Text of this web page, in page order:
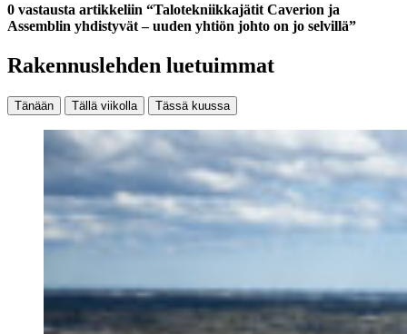
0 vastausta artikkeliin “Talotekniikkajätit Caverion ja
Assemblin yhdistyvät – uuden yhtiön johto on jo selvillä”
Rakennuslehden luetuimmat
Tänään Tällä viikolla Tässä kuussa